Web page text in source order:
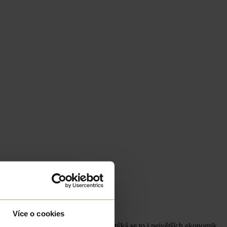
Více o cookies